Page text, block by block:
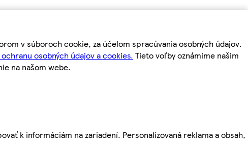
v súboroch cookie, za účelom spracúvania osobných údajov.
osobných údajov a cookies. Tieto voľby oznámime našim
na našom webe.
k informáciám na zariadení. Personalizovaná reklama a obsah,